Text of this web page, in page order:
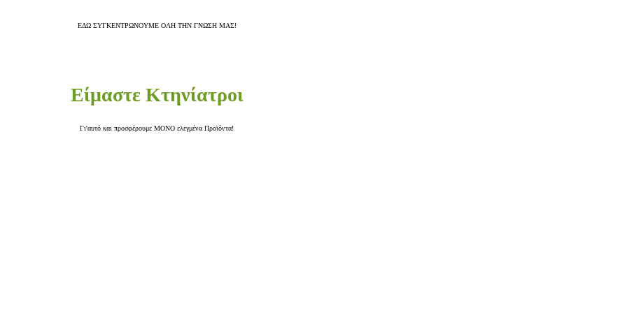
ΕΔΩ ΣΥΓΚΕΝΤΡΩΝΟΥΜΕ ΟΛΗ ΤΗΝ ΓΝΩΣΗ ΜΑΣ!
Είμαστε Κτηνίατροι
Γι'αυτό και προσφέρουμε ΜΟΝΟ ελεγμένα Προϊόντα!